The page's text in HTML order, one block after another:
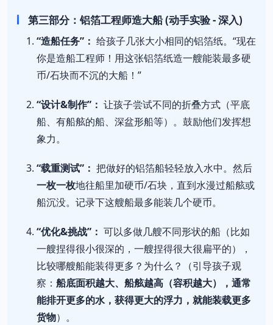
第三部分：铝箔工程师造大船 (动手实验 - 深入)
“造船任务”： 给孩子几张大小相同的铝箔纸。“现在
你是造船工程师！用这张铝箔纸造一艘能装最多硬
币/石块而不沉的大船！”
“设计&制作”： 让孩子尝试不同的折叠方式（平底
船、有船舷的船、深盆形船等）。鼓励他们发挥想
象力。
“载重测试”： 把做好的铝箔船轻轻放入水中。然后
一枚一枚地往船里加硬币/石块，直到水漫过船舷或
船沉没。记录下这艘船最多能装几个硬币。
“优化&挑战”： 可以多做几艘不同形状的船（比如
一艘捏得很小很深的，一艘捏得很大很扁平的），
比较哪艘船能装得更多？为什么？（引导孩子观
察： 船底面积越大、船舷越高（容积越大），通常
能排开更多的水，获得更大的浮力，就能装载更多
货物）。